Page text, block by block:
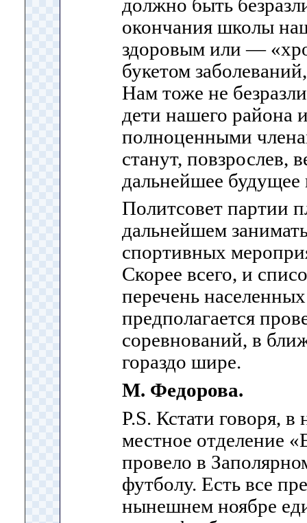
должно быть
окончания школы
здоровым или —
букетом
Нам тоже не
дети нашего района
полноценными
станут, повзрослев,
дальнейшее будущее
Политсовет партии
дальнейшем
спортивных
Скорее всего, и
перечень
предполагается
соревнований, в
гораздо шире.
М. Федорова.
P.S. Кстати говоря,
местное отделение
провело в
футболу. Есть все
нынешнем ноябре